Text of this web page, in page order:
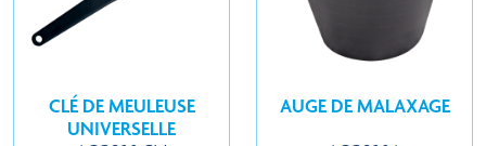
CLÉ DE MEULEUSE
UNIVERSELLE
AUGE DE MALAXAGE